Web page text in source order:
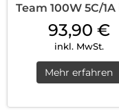
Team 100W 5C/1A
6 Kabel...
93,90 €
inkl. MwSt.
Mehr erfahren